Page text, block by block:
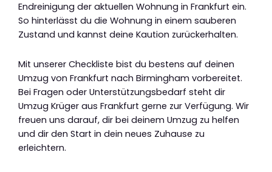
Endreinigung der aktuellen Wohnung in Frankfurt ein.
So hinterlässt du die Wohnung in einem sauberen
Zustand und kannst deine Kaution zurückerhalten.
Mit unserer Checkliste bist du bestens auf deinen
Umzug von Frankfurt nach Birmingham vorbereitet.
Bei Fragen oder Unterstützungsbedarf steht dir
Umzug Krüger aus Frankfurt gerne zur Verfügung. Wir
freuen uns darauf, dir bei deinem Umzug zu helfen
und dir den Start in dein neues Zuhause zu
erleichtern.